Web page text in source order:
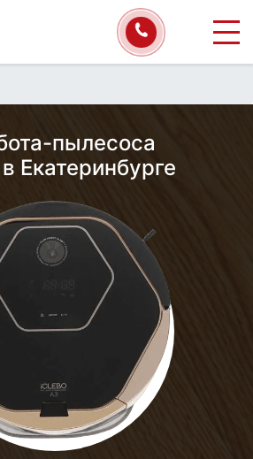
пылесоса
Екатеринбурге